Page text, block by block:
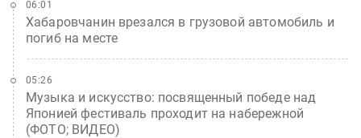
Хабаровчанин врезался в грузовой автомобиль и
погиб на месте
06:01
Музыка и искусство: посвященный победе над
Японией фестиваль проходит на набережной
(ФОТО; ВИДЕО)
05:26